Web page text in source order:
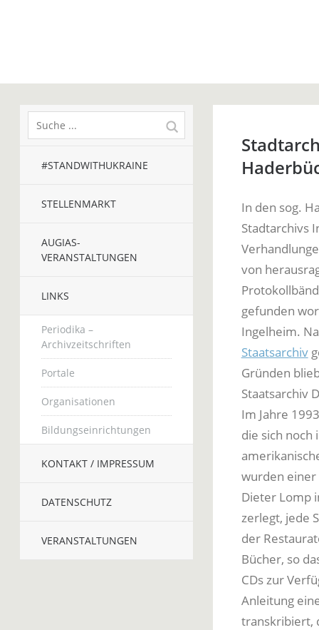
#STANDWITHUKRAINE
STELLENMARKT
AUGIAS-
VERANSTALTUNGEN
LINKS
Periodika –
Archivzeitschriften
Portale
Organisationen
Bildungseinrichtungen
KONTAKT / IMPRESSUM
DATENSCHUTZ
VERANSTALTUNGEN
In den sog.
Stadtarchivs
von
gefunden
Ingelheim.
Staatsarchiv
Gründen
Staatsarchiv
Im Jahre
die sich
wurden einer
Dieter Lomp
zerlegt, jede
der
Bücher, so
CDs zur
Anleitung
transkribiert,